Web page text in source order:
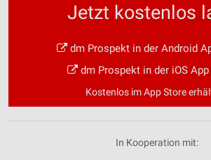
Jetzt kostenlos
dm Prospekt in der Android
dm Prospekt in der iOS
Kostenlos im App Store
In Kooperation mit: